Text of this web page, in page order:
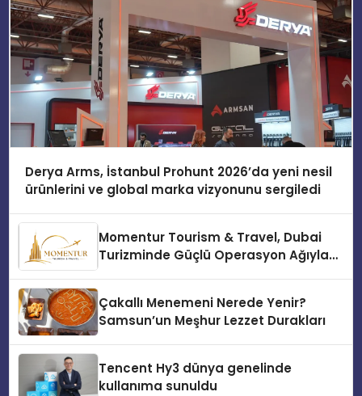
Derya Arms, İstanbul Prohunt 2026’da yeni nesil
ürünlerini ve global marka vizyonunu sergiledi
Momentur Tourism & Travel, Dubai
Turizminde Güçlü Operasyon Ağıyla
Çakallı Menemeni Nerede Yenir?
Samsun’un Meşhur Lezzet Durakları
Tencent Hy3 dünya genelinde
kullanıma sunuldu